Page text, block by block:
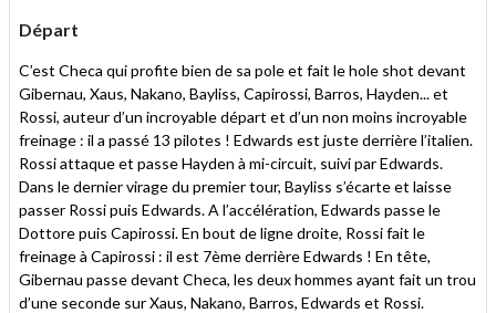
Départ
C’est Checa qui profite bien de sa pole et fait le hole shot devant
Gibernau, Xaus, Nakano, Bayliss, Capirossi, Barros, Hayden... et
Rossi, auteur d’un incroyable départ et d’un non moins incroyable
freinage : il a passé 13 pilotes ! Edwards est juste derrière l’italien.
Rossi attaque et passe Hayden à mi-circuit, suivi par Edwards.
Dans le dernier virage du premier tour, Bayliss s’écarte et laisse
passer Rossi puis Edwards. A l’accélération, Edwards passe le
Dottore puis Capirossi. En bout de ligne droite, Rossi fait le
freinage à Capirossi : il est 7ème derrière Edwards ! En tête,
Gibernau passe devant Checa, les deux hommes ayant fait un trou
d’une seconde sur Xaus, Nakano, Barros, Edwards et Rossi.